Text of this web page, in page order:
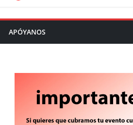
APÓYANOS